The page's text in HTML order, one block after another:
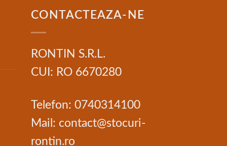
CONTACTEAZA-NE
RONTIN S.R.L.
CUI: RO 6670280
Telefon: 0740314100
Mail: contact@stocuri-
rontin.ro